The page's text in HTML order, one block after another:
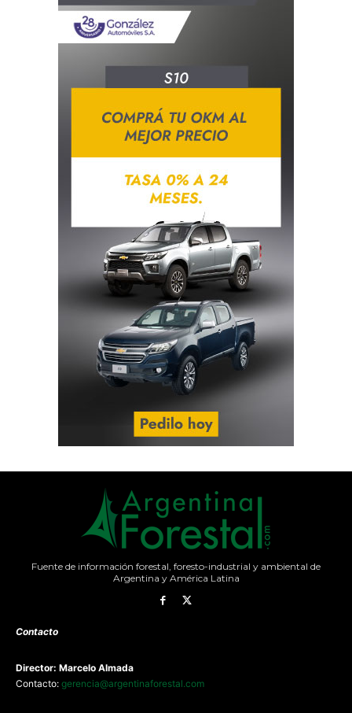
Fuente de información forestal, foresto-industrial y ambiental de
Argentina y América Latina
Contacto
Director: Marcelo Almada
Contacto: gerencia@argentinaforestal.com